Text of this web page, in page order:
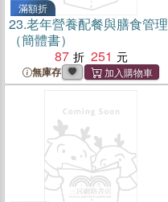
滿額折
23.老年營養配餐與膳食管理
（簡體書）
87
251
無庫存